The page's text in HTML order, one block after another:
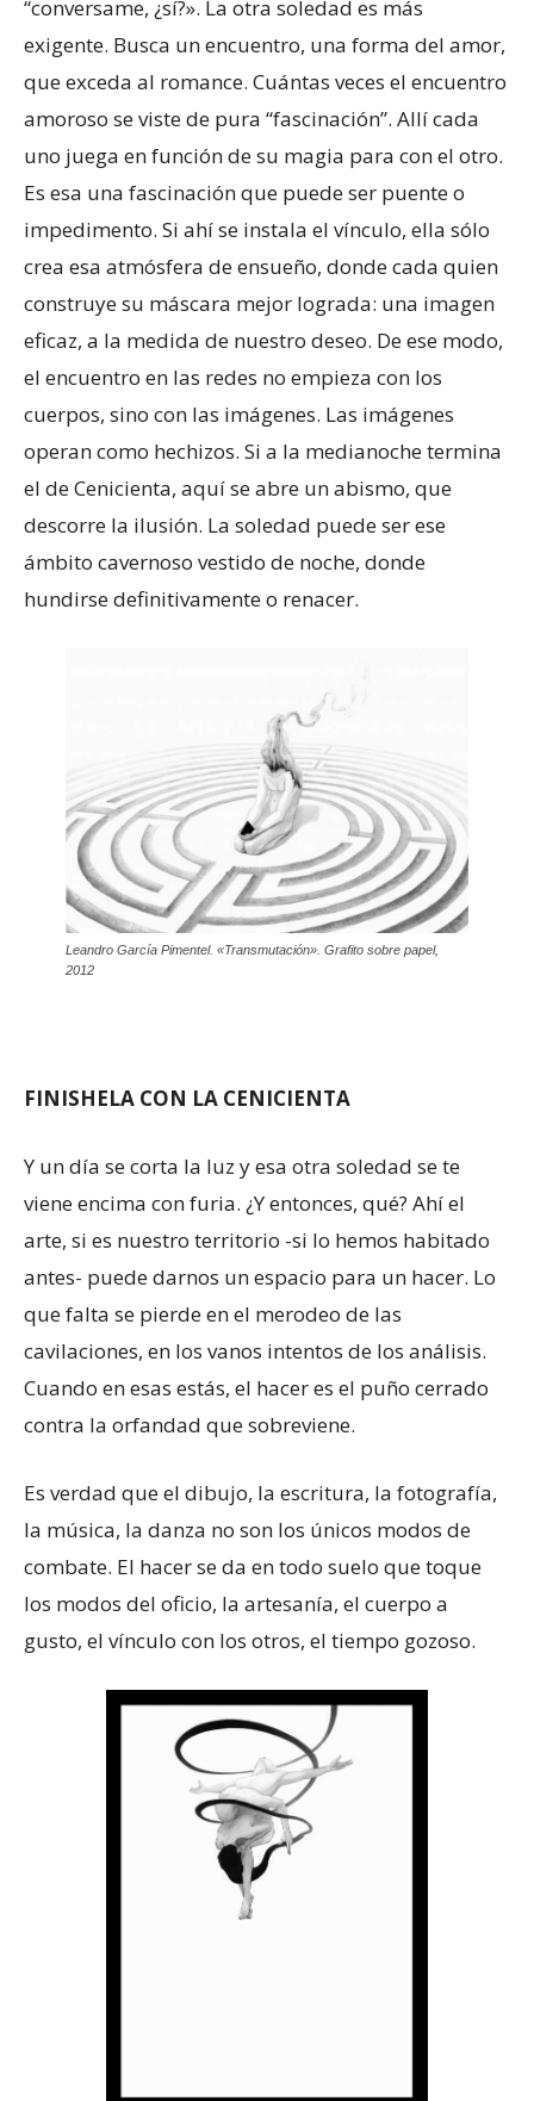
“conversame, ¿sí?». La otra soledad es más
exigente. Busca un encuentro, una forma del amor,
que exceda al romance. Cuántas veces el encuentro
amoroso se viste de pura “fascinación”. Allí cada
uno juega en función de su magia para con el otro.
Es esa una fascinación que puede ser puente o
impedimento. Si ahí se instala el vínculo, ella sólo
crea esa atmósfera de ensueño, donde cada quien
construye su máscara mejor lograda: una imagen
eficaz, a la medida de nuestro deseo. De ese modo,
el encuentro en las redes no empieza con los
cuerpos, sino con las imágenes. Las imágenes
operan como hechizos. Si a la medianoche termina
el de Cenicienta, aquí se abre un abismo, que
descorre la ilusión. La soledad puede ser ese
ámbito cavernoso vestido de noche, donde
hundirse definitivamente o renacer.
Leandro García Pimentel. «Transmutación». Grafito sobre papel,
2012
FINISHELA CON LA CENICIENTA
Y un día se corta la luz y esa otra soledad se te
viene encima con furia. ¿Y entonces, qué? Ahí el
arte, si es nuestro territorio -si lo hemos habitado
antes- puede darnos un espacio para un hacer. Lo
que falta se pierde en el merodeo de las
cavilaciones, en los vanos intentos de los análisis.
Cuando en esas estás, el hacer es el puño cerrado
contra la orfandad que sobreviene.
Es verdad que el dibujo, la escritura, la fotografía,
la música, la danza no son los únicos modos de
combate. El hacer se da en todo suelo que toque
los modos del oficio, la artesanía, el cuerpo a
gusto, el vínculo con los otros, el tiempo gozoso.